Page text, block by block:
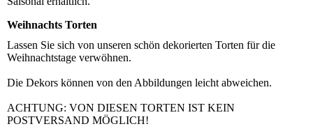
Weihnachts Torten
Lassen Sie sich von unseren schön dekorierten Torten für die
Weihnachtstage verwöhnen.
Die Dekors können von den Abbildungen leicht abweichen.
ACHTUNG: VON DIESEN TORTEN IST KEIN
POSTVERSAND MÖGLICH!